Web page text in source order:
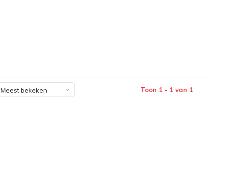
Meest bekeken Toon 1 - 1 van 1